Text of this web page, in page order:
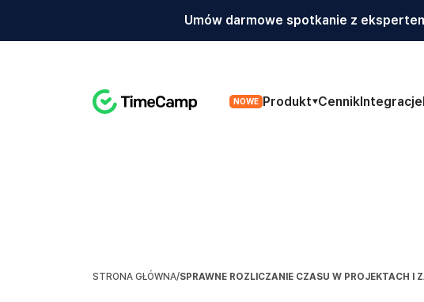
Umów darmowe spotkanie z
NOWE Produkt CennikIntegracje
STRONA GŁÓWNA/SPRAWNE ROZLICZANIE CZASU W PROJEKTACH I